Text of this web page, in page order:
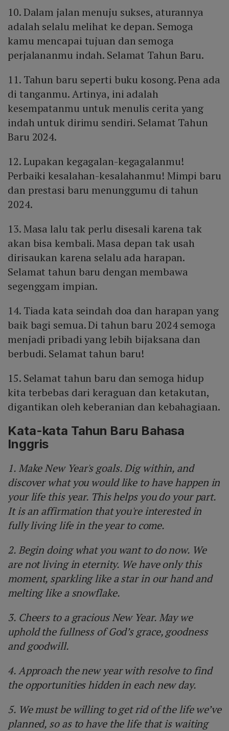
10. Dalam jalan menuju sukses, aturannya
adalah selalu melihat ke depan. Semoga
kamu mencapai tujuan dan semoga
perjalananmu indah. Selamat Tahun Baru.
11. Tahun baru seperti buku kosong. Pena ada
di tanganmu. Artinya, ini adalah
kesempatanmu untuk menulis cerita yang
indah untuk dirimu sendiri. Selamat Tahun
Baru 2024.
12. Lupakan kegagalan-kegagalanmu!
Perbaiki kesalahan-kesalahanmu! Mimpi baru
dan prestasi baru menunggumu di tahun
2024.
13. Masa lalu tak perlu disesali karena tak
akan bisa kembali. Masa depan tak usah
dirisaukan karena selalu ada harapan.
Selamat tahun baru dengan membawa
segenggam impian.
14. Tiada kata seindah doa dan harapan yang
baik bagi semua. Di tahun baru 2024 semoga
menjadi pribadi yang lebih bijaksana dan
berbudi. Selamat tahun baru!
15. Selamat tahun baru dan semoga hidup
kita terbebas dari keraguan dan ketakutan,
digantikan oleh keberanian dan kebahagiaan.
Kata-kata Tahun Baru Bahasa
Inggris
1. Make New Year's goals. Dig within, and
discover what you would like to have happen in
your life this year. This helps you do your part.
It is an affirmation that you're interested in
fully living life in the year to come.
2. Begin doing what you want to do now. We
are not living in eternity. We have only this
moment, sparkling like a star in our hand and
melting like a snowflake.
3. Cheers to a gracious New Year. May we
uphold the fullness of God’s grace, goodness
and goodwill.
4. Approach the new year with resolve to find
the opportunities hidden in each new day.
5. We must be willing to get rid of the life we’ve
planned, so as to have the life that is waiting